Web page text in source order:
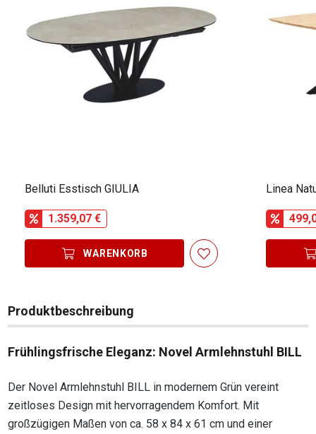
Belluti Esstisch GIULIA
1.359,07 €
WARENKORB
Linea
Produktbeschreibung
Frühlingsfrische Eleganz: Novel Armlehnstuhl BILL
Der Novel Armlehnstuhl BILL in modernem Grün vereint
zeitloses Design mit hervorragendem Komfort. Mit
großzügigen Maßen von ca. 58 x 84 x 61 cm und einer